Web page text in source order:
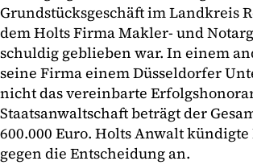
Grundstücksgeschäft im Landkreis
dem Holts Firma Makler- und
schuldig geblieben war. In einem
seine Firma einem Düsseldorfer
nicht das vereinbarte
Staatsanwaltschaft beträgt der
600.000 Euro. Holts Anwalt
gegen die Entscheidung an.